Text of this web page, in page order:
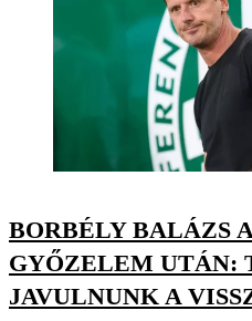
BORBÉLY BALÁZS
GYŐZELEM UTÁN:
JAVULNUNK A